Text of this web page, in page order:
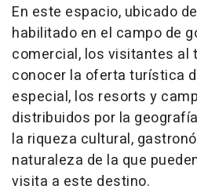
En este espacio, ubicado
habilitado en el campo de
comercial, los visitantes al
conocer la oferta turística
especial, los resorts y
distribuidos por la
la riqueza cultural,
naturaleza de la que
visita a este destino.